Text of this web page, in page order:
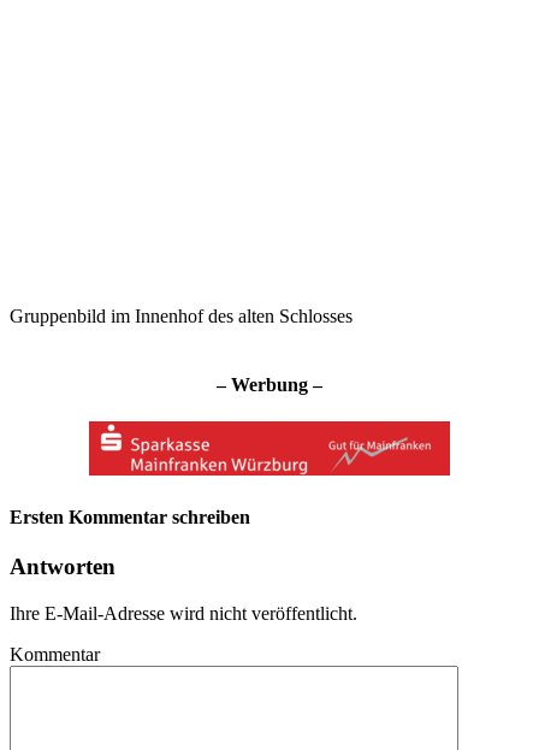
Gruppenbild im Innenhof des alten Schlosses
– Werbung –
Ersten Kommentar schreiben
Antworten
Ihre E-Mail-Adresse wird nicht veröffentlicht.
Kommentar